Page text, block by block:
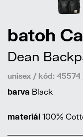
batoh
Dean
unisex / kód:
barva Black
materiál 100%